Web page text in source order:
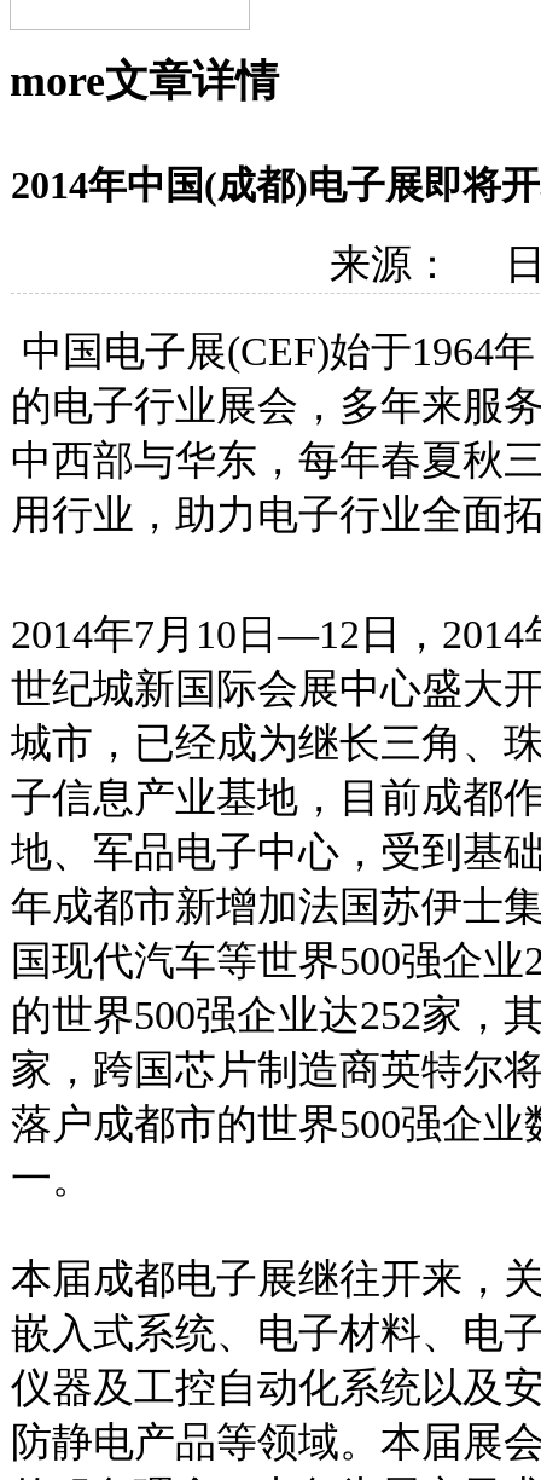
more文章详情
2014年中国(成都)电子展即将
来源： 日
中国电子展(CEF)始于1964
的电子行业展会，多年来服
中西部与华东，每年春夏秋
用行业，助力电子行业全面
2014年7月10日—12日，
世纪城新国际会展中心盛大
城市，已经成为继长三角、
子信息产业基地，目前成都
地、军品电子中心，受到基
年成都市新增加法国苏伊士
国现代汽车等世界500强企
的世界500强企业达252家，
家，跨国芯片制造商英特尔
落户成都市的世界500强企
一。
本届成都电子展继往开来，
嵌入式系统、电子材料、电
仪器及工控自动化系统以及
防静电产品等领域。本届展